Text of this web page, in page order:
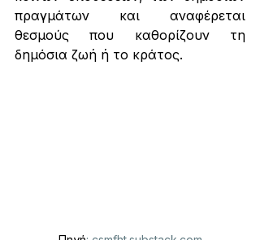
πραγμάτων και αναφέρεται
θεσμούς που καθορίζουν τη
δημόσια ζωή ή το κράτος.